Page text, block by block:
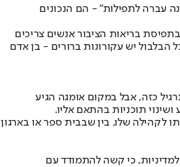
עברה לתפילות" - הם הנכונים
בריאות הציבור אנשים צריכים
הבלבול יש עקורונות ברורים - בן אדם
כזה, אבל במקום אומגה הגיע
תוכניות בהתאם אליו.
לקהילה שלו, בין שבבית ספר או בארגון
כי קשה להתמודד עם